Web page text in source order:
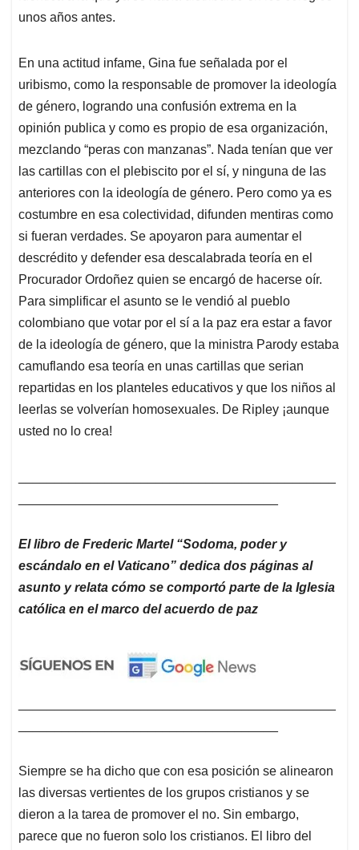
unos años antes.
En una actitud infame, Gina fue señalada por el
uribismo, como la responsable de promover la ideología
de género, logrando una confusión extrema en la
opinión publica y como es propio de esa organización,
mezclando “peras con manzanas”. Nada tenían que ver
las cartillas con el plebiscito por el sí, y ninguna de las
anteriores con la ideología de género. Pero como ya es
costumbre en esa colectividad, difunden mentiras como
si fueran verdades. Se apoyaron para aumentar el
descrédito y defender esa descalabrada teoría en el
Procurador Ordoñez quien se encargó de hacerse oír.
Para simplificar el asunto se le vendió al pueblo
colombiano que votar por el sí a la paz era estar a favor
de la ideología de género, que la ministra Parody estaba
camuflando esa teoría en unas cartillas que serian
repartidas en los planteles educativos y que los niños al
leerlas se volverían homosexuales. De Ripley ¡aunque
usted no lo crea!
El libro de Frederic Martel “Sodoma, poder y
escándalo en el Vaticano” dedica dos páginas al
asunto y relata cómo se comportó parte de la Iglesia
católica en el marco del acuerdo de paz
Siempre se ha dicho que con esa posición se alinearon
las diversas vertientes de los grupos cristianos y se
dieron a la tarea de promover el no. Sin embargo,
parece que no fueron solo los cristianos. El libro del